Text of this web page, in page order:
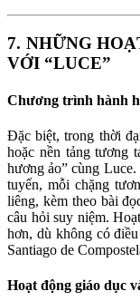
7. NHỮNG
VỚI “LUCE”
Chương trình hành
Đặc biệt, trong thời
hoặc nền tảng tương
hương ảo” cùng
tuyến, mỗi chặng
liêng, kèm theo bài
câu hỏi suy niệm.
hơn, dù không có
Santiago de
Hoạt động giáo dục